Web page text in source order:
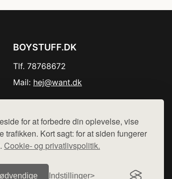
for at forbedre din oplevelse, vise
trafikken. Kort sagt: for at siden fungerer
Cookie- og privatlivspolitik.
Indstillinger
BOYSTUFF.DK
Tlf. 78768672
Mail: hej@want.dk
fra denne side - vi henviser til de shops,